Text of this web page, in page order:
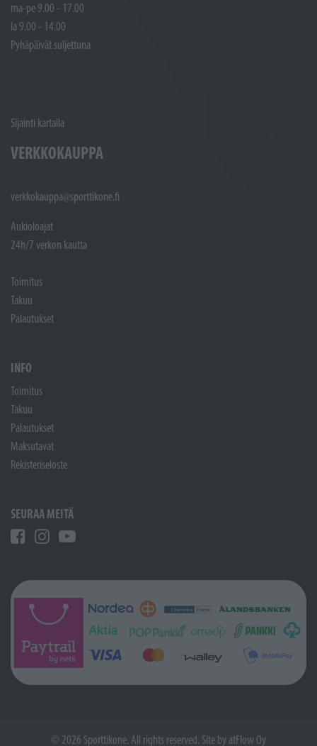
ma-pe 9.00 - 17.00
la 9.00 - 14.00
Pyhäpäivät suljettuna
Sijainti kartalla
VERKKOKAUPPA
verkkokauppa@sporttikone.fi
Aukioloajat
24h/7 verkon kautta
Toimitus
Takuu
Palautukset
INFO
Toimitus
Takuu
Palautukset
Maksutavat
Rekisteriseloste
SEURAA MEITÄ
© 2026 Sporttikone. All rights reserved. Site by atFlow Oy